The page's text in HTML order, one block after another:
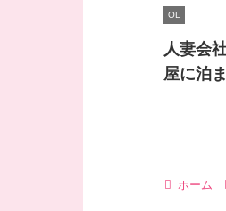
OL
人妻会
屋に泊
ホーム